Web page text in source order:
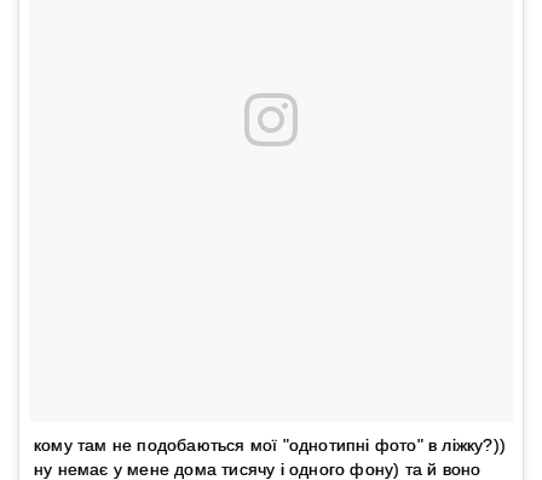
кому там не подобаються мої "однотипні фото" в ліжку?))
ну немає у мене дома тисячу і одного фону) та й воно